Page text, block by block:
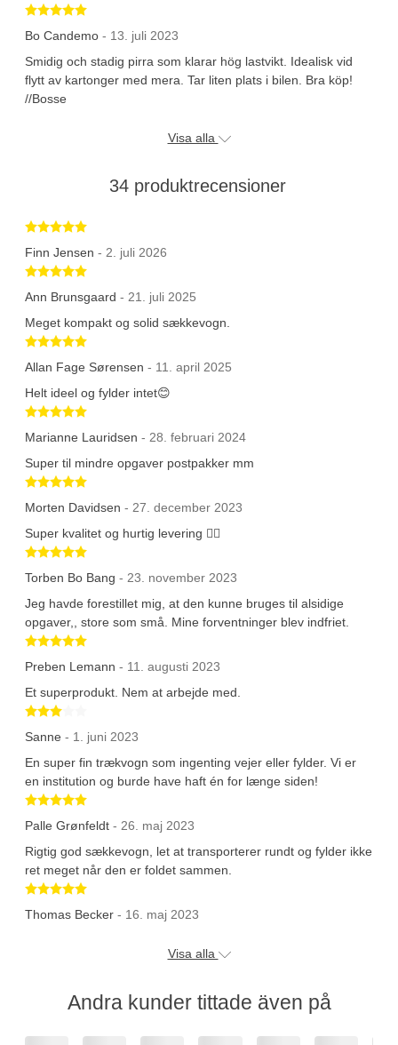
Betygsatt 5 av 5 stjärnor
Bo Candemo - 13. juli 2023
Smidig och stadig pirra som klarar hög lastvikt. Idealisk vid
flytt av kartonger med mera. Tar liten plats i bilen. Bra köp!
//Bosse
Visa alla
34 produktrecensioner
Betygsatt 5 av 5 stjärnor
Finn Jensen - 2. juli 2026
Betygsatt 5 av 5 stjärnor
Ann Brunsgaard - 21. juli 2025
Meget kompakt og solid sækkevogn.
Betygsatt 5 av 5 stjärnor
Allan Fage Sørensen - 11. april 2025
Helt ideel og fylder intet😊
Betygsatt 5 av 5 stjärnor
Marianne Lauridsen - 28. februari 2024
Super til mindre opgaver postpakker mm
Betygsatt 5 av 5 stjärnor
Morten Davidsen - 27. december 2023
Super kvalitet og hurtig levering 👍🏼
Betygsatt 5 av 5 stjärnor
Torben Bo Bang - 23. november 2023
Jeg havde forestillet mig, at den kunne bruges til alsidige
opgaver,, store som små. Mine forventninger blev indfriet.
Betygsatt 5 av 5 stjärnor
Preben Lemann - 11. augusti 2023
Et superprodukt. Nem at arbejde med.
Sanne - 1. juni 2023
En super fin trækvogn som ingenting vejer eller fylder. Vi er
en institution og burde have haft én for længe siden!
Betygsatt 5 av 5 stjärnor
Palle Grønfeldt - 26. maj 2023
Rigtig god sækkevogn, let at transporterer rundt og fylder ikke
ret meget når den er foldet sammen.
Betygsatt 5 av 5 stjärnor
Thomas Becker - 16. maj 2023
Visa alla
Andra kunder tittade även på